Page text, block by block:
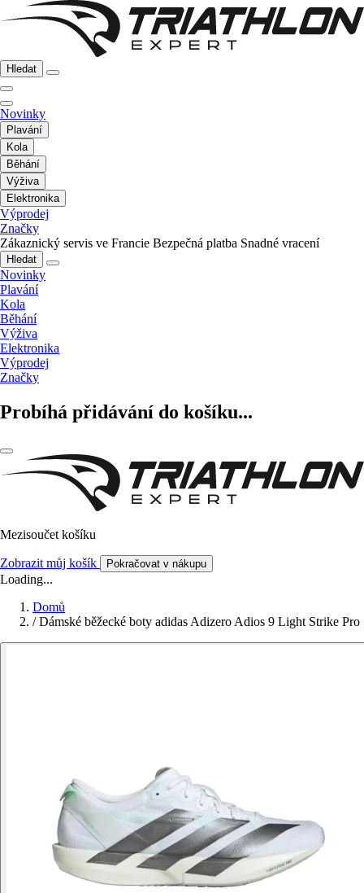
Hledat
Novinky
Plavání
Kola
Běhání
Výživa
Elektronika
Výprodej
Značky
Zákaznický servis ve Francie Bezpečná platba Snadné vracení
Hledat
Novinky
Plavání
Kola
Běhání
Výživa
Elektronika
Výprodej
Značky
Probíhá přidávání do košíku...
Mezisoučet košíku
Zobrazit můj košík Pokračovat v nákupu
Loading...
Domů
/ Dámské běžecké boty adidas Adizero Adios 9 Light Strike Pro